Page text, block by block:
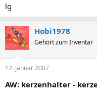
lg
Hobi1978
Gehört zum Inventar
12. Januar 2007
AW: kerzenhalter -